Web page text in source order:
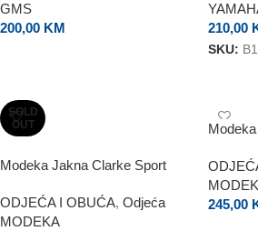
GMS
200,00 KM
210,00
SKU:
SOLD
OUT
Modeka Jakna Clarke Sport
ODJEĆA I OBUĆA, Odjeća
MODEKA
245,00